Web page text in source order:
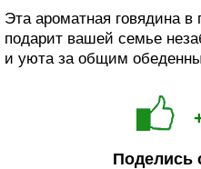
Эта ароматная говядина в
подарит вашей семье
и уюта за общим
Поделись